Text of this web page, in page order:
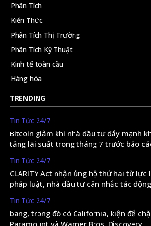
Phân Tích
Kiến Thức
Phân Tích Thị Trường
Phân Tích Kỹ Thuật
Kinh tế toàn cầu
Hàng hóa
TRENDING
Tin Tức 24/7
Bitcoin giảm khi nhà đầu tư đẩy mạnh
tăng lãi suất trong tháng 7 trước báo
Tin Tức 24/7
CLARITY Act nhận ủng hộ thứ hai từ
pháp luật, nhà đầu tư cân nhắc tác động
Tin Tức 24/7
bang, trong đó có California, kiện để
Paramount và Warner Bros. Discovery